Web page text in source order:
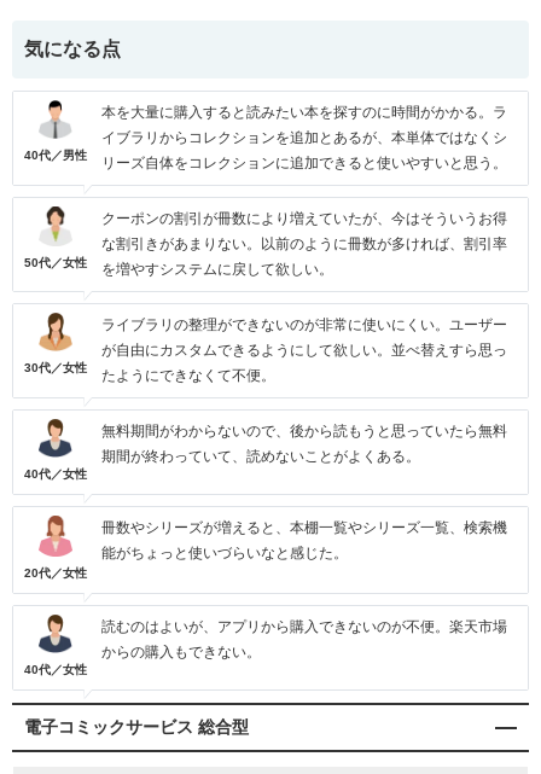
気になる点
40代／男性
本を大量に購入すると読みたい本を探すのに時間がかかる。ラ
イブラリからコレクションを追加とあるが、本単体ではなくシ
リーズ自体をコレクションに追加できると使いやすいと思う。
50代／女性
クーポンの割引が冊数により増えていたが、今はそういうお得
な割引きがあまりない。以前のように冊数が多ければ、割引率
を増やすシステムに戻して欲しい。
30代／女性
ライブラリの整理ができないのが非常に使いにくい。ユーザー
が自由にカスタムできるようにして欲しい。並べ替えすら思っ
たようにできなくて不便。
40代／女性
無料期間がわからないので、後から読もうと思っていたら無料
期間が終わっていて、読めないことがよくある。
20代／女性
冊数やシリーズが増えると、本棚一覧やシリーズ一覧、検索機
能がちょっと使いづらいなと感じた。
40代／女性
読むのはよいが、アプリから購入できないのが不便。楽天市場
からの購入もできない。
電子コミックサービス 総合型